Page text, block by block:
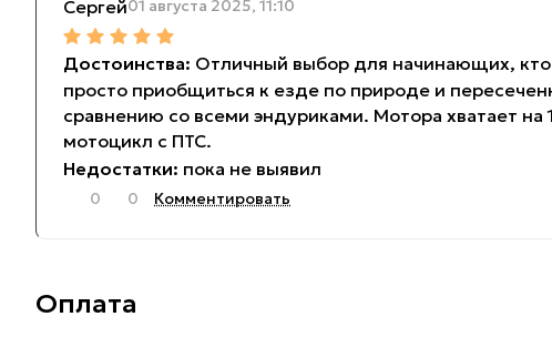
Сергей01 августа 2025, 11:10
Отличный выбор для начинающих, кто
просто приобщиться к езде по природе и
сравнению со всеми эндуриками. Мотора хватает
мотоцикл с ПТС.
пока не выявил
0 0 Комментировать
Оплата